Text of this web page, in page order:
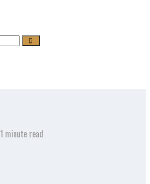
1 minute read